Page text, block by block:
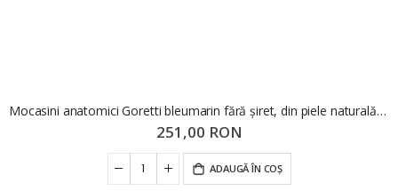
Mocasini anatomici Goretti bleumarin fără șiret, din piele naturală GOR9505BL
251,00 RON
ADAUGĂ ÎN COȘ